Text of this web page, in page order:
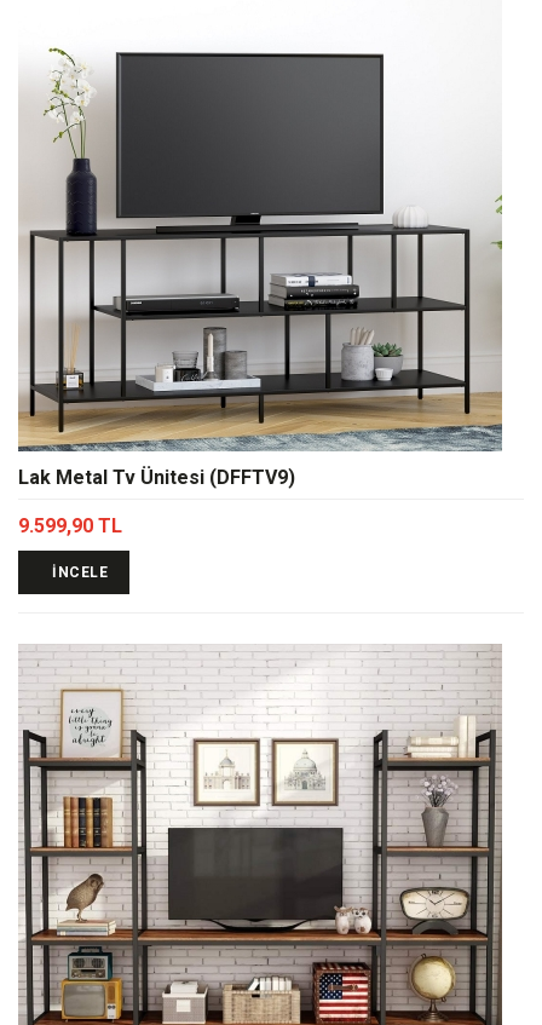
Lak Metal Tv Ünitesi (DFFTV9)
9.599,90 TL
İNCELE